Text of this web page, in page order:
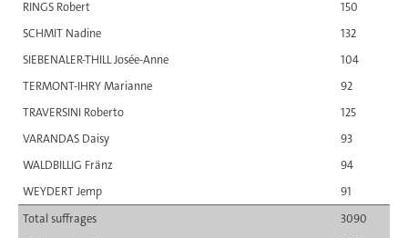
Total suffrages
3090
RINGS Robert
150
SCHMIT Nadine
132
SIEBENALER-THILL Josée-Anne
104
TERMONT-IHRY Marianne
92
TRAVERSINI Roberto
125
VARANDAS Daisy
93
WALDBILLIG Fränz
94
WEYDERT Jemp
91